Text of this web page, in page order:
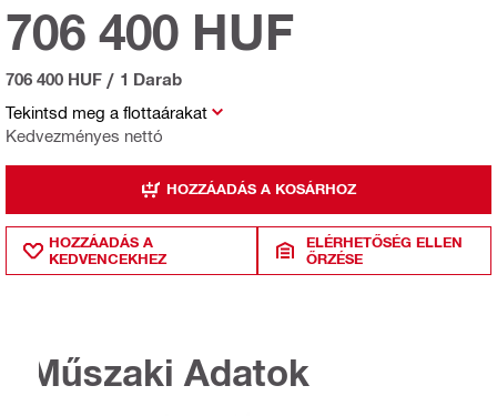
Tekintsd meg a flottaárakat
Kedvezményes nettó
706 400 HUF
706 400 HUF / 1 Darab
HOZZÁADÁS A KOSÁRHOZ
HOZZÁADÁS A
KEDVENCEKHEZ
ELÉRHETŐSÉG ELLEN
ŐRZÉSE
Műszaki Adatok